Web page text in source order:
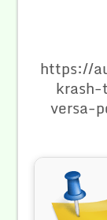
https://
versa-